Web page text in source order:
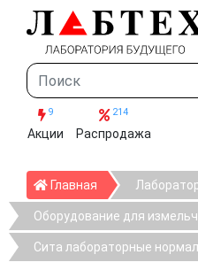
9
Акции
214
Распродажа
Главная Главная
Оборудование для
Сита лабораторные